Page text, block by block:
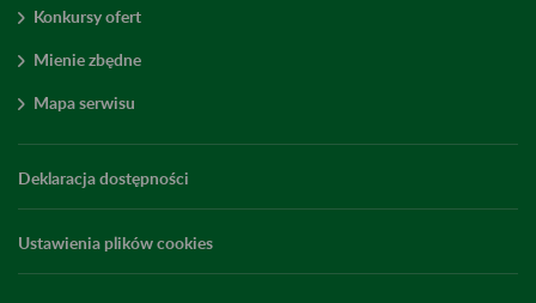
Konkursy ofert
Mienie zbędne
Mapa serwisu
Deklaracja dostępności
Ustawienia plików cookies